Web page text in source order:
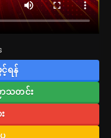
ရန်
ာသတင်း